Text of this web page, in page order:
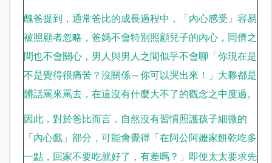
醜爸提到，通常爸比的成長過程中，「內心感受」容易
被照顧者忽略，爸媽不會特別照顧兒子的內心，同儕之
間也不會關心，男人與男人之間似乎不會聊「你現在是
不是覺得很痛苦？沒關係～你可以哭出來！」大夥都是
髒話罵來罵去，在這沒有什麼大不了的觀念之中度過。
因此，對於爸比而言，自然沒有習慣照護孩子細微的
「內心戲」部分，可能會覺得「在阿公阿嬤家餅乾吃多
一點，回家不要吃就好了，有差嗎？」即便太太要求先